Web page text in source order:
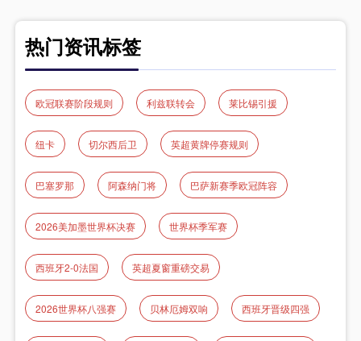
热门资讯标签
欧冠联赛阶段规则 利兹联转会 莱比锡引援
纽卡 切尔西后卫 英超黄牌停赛规则
巴塞罗那 阿森纳门将 巴萨新赛季欧冠阵容
2026美加墨世界杯决赛 世界杯季军赛
西班牙2-0法国 英超夏窗重磅交易
2026世界杯八强赛 贝林厄姆双响 西班牙晋级四强